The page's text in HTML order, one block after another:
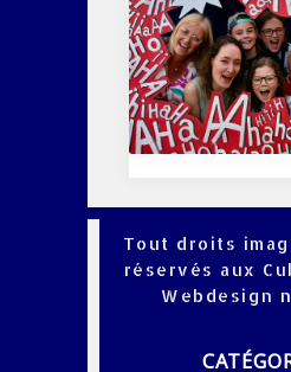
Tout droits
réservés aux
Webdesign